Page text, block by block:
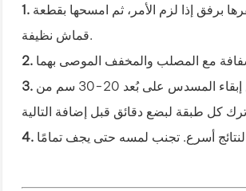
برفق إذا لزم الأمر، ثم امسحها بقطعة
قماش نظيفة.
استخدم مسدس رش عاديًا لرش طبقتين أو ثلاث طبقات رقيقة، مع إبقاء المسدس على بُعد 20-30 سم من